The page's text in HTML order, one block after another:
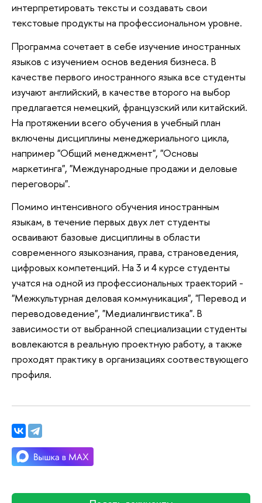
интерпретировать тексты и создавать свои
текстовые продукты на профессиональном уровне.
Программа сочетает в себе изучение иностранных
языков с изучением основ ведения бизнеса. В
качестве первого иностранного языка все студенты
изучают английский, в качестве второго на выбор
предлагается немецкий, французский или китайский.
На протяжении всего обучения в учебный план
включены дисциплины менеджериального цикла,
например "Общий менеджмент", "Основы
маркетинга", "Международные продажи и деловые
переговоры".
Помимо интенсивного обучения иностранным
языкам, в течение первых двух лет студенты
осваивают базовые дисциплины в области
современного языкознания, права, страноведения,
цифровых компетенций. На 3 и 4 курсе студенты
учатся на одной из профессиональных траекторий -
"Межкультурная деловая коммуникация", "Перевод и
переводоведение", "Медиалингвистика". В
зависимости от выбранной специализации студенты
вовлекаются в реальную проектную работу, а также
проходят практику в организациях соотвествующего
профиля.